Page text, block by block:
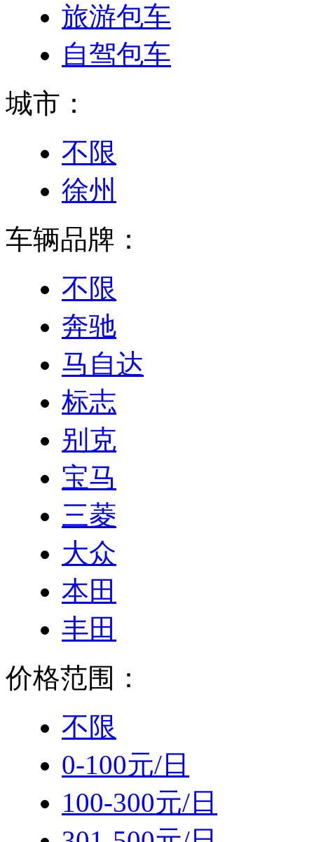
旅游包车
自驾包车
城市：
不限
徐州
车辆品牌：
不限
奔驰
马自达
标志
别克
宝马
三菱
大众
本田
丰田
价格范围：
不限
0-100元/日
100-300元/日